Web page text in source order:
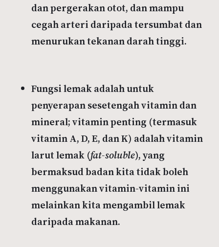
dan pergerakan otot, dan mampu
cegah arteri daripada tersumbat dan
menurukan tekanan darah tinggi.
Fungsi lemak adalah untuk
penyerapan sesetengah vitamin dan
mineral; vitamin penting (termasuk
vitamin A, D, E, dan K) adalah vitamin
larut lemak (fat-soluble), yang
bermaksud badan kita tidak boleh
menggunakan vitamin-vitamin ini
melainkan kita mengambil lemak
daripada makanan.